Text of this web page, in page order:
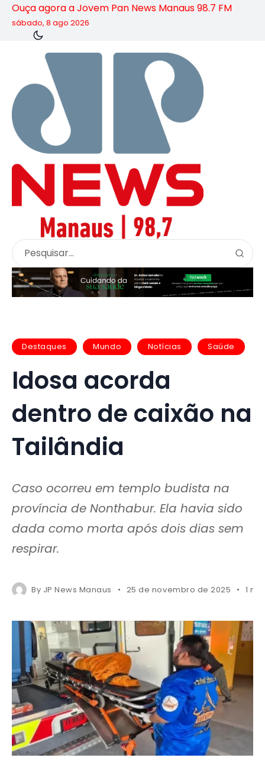
Ouça agora a Jovem Pan News Manaus 98.7 FM
sábado, 8 ago 2026
Destaques Mundo Notícias Saúde
Idosa acorda
dentro de caixão na
Tailândia
Caso ocorreu em templo budista na
província de Nonthabur. Ela havia sido
dada como morta após dois dias sem
respirar.
By JP News Manaus 25 de novembro de 2025 1